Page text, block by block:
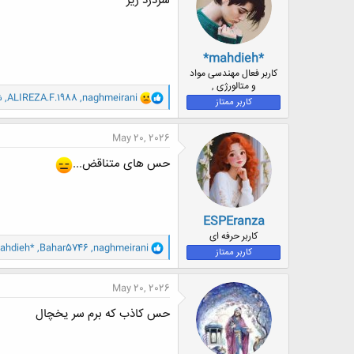
ا
*mahdieh*
کاربر فعال مهندسی مواد
و متالورژی ,
کاربر ممتاز
و
ا
ک
ن
ش
ه
ا
naghmeirani
,
ALIREZA.F.1988
,
ESPEranza
کاربر حرفه ای
کاربر ممتاز
May 20, 2026
حس های متناقض...
و
ا
ک
ن
ش
ه
ا
naghmeirani
,
Bahar5746
,
May 20, 2026
حس کاذب که برم سر یخچال